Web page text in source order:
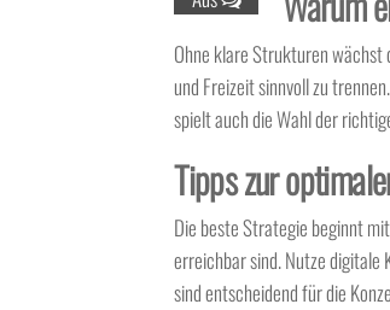
Ohne klare Strukturen wächst
und Freizeit sinnvoll zu
spielt auch die Wahl der
Tipps zur
Die beste Strategie beginnt
erreichbar sind. Nutze digitale
sind entscheidend für die